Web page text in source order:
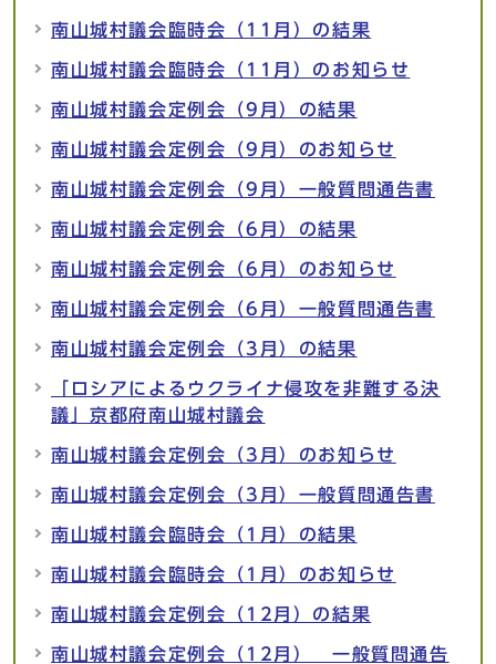
南山城村議会臨時会（11月）の結果
南山城村議会臨時会（11月）のお知らせ
南山城村議会定例会（9月）の結果
南山城村議会定例会（9月）のお知らせ
南山城村議会定例会（9月）一般質問通告書
南山城村議会定例会（6月）の結果
南山城村議会定例会（6月）のお知らせ
南山城村議会定例会（6月）一般質問通告書
南山城村議会定例会（3月）の結果
「ロシアによるウクライナ侵攻を非難する決
議」京都府南山城村議会
南山城村議会定例会（3月）のお知らせ
南山城村議会定例会（3月）一般質問通告書
南山城村議会臨時会（1月）の結果
南山城村議会臨時会（1月）のお知らせ
南山城村議会定例会（12月）の結果
南山城村議会定例会（12月） 一般質問通告